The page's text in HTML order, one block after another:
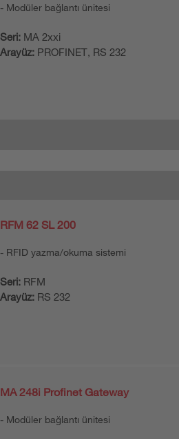
Modüler bağlantı ünitesi
Seri: MA 2xxi
Arayüz: PROFINET, RS 232
RFM 62 SL 200
RFID yazma/okuma sistemi
Seri: RFM
Arayüz: RS 232
MA 248i Profinet Gateway
Modüler bağlantı ünitesi